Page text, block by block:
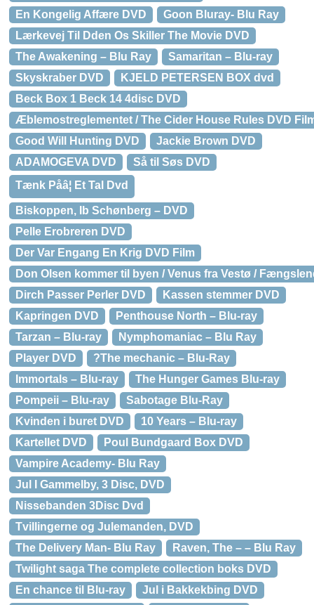
En Kongelig Affære DVD
Goon Bluray- Blu Ray
Lærkevej Til Dden Os Skiller The Movie DVD
The Awakening – Blu Ray
Samaritan – Blu-ray
Skyskraber DVD
KJELD PETERSEN BOX dvd
Beck Box 1 Beck 14 4disc DVD
Æblemostreglementet / The Cider House Rules DVD
Good Will Hunting DVD
Jackie Brown DVD
ADAMOGEVA DVD
Så til Søs DVD
Tænk Påâ¦ Et Tal Dvd
Biskoppen, Ib Schønberg – DVD
Pelle Erobreren DVD
Der Var Engang En Krig DVD Film
Don Olsen kommer til byen / Venus fra Vestø /
Dirch Passer Perler DVD
Kassen stemmer DVD
Kapringen DVD
Penthouse North – Blu-ray
Tarzan – Blu-ray
Nymphomaniac – Blu Ray
Player DVD
?The mechanic – Blu-Ray
Immortals – Blu-ray
The Hunger Games Blu-ray
Pompeii – Blu-ray
Sabotage Blu-Ray
Kvinden i buret DVD
10 Years – Blu-ray
Kartellet DVD
Poul Bundgaard Box DVD
Vampire Academy- Blu Ray
Jul I Gammelby, 3 Disc, DVD
Nissebanden 3Disc Dvd
Tvillingerne og Julemanden, DVD
The Delivery Man- Blu Ray
Raven, The – – Blu Ray
Twilight saga The complete collection boks DVD
En chance til Blu-ray
Jul i Bakkekbing DVD